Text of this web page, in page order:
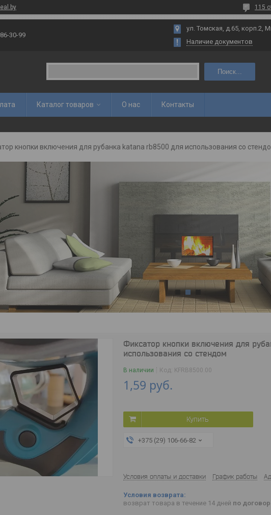
115
30-99
ул. Томская, д.65, корп.2,
Наличие документов
Поиск...
Каталог товаров О нас Контакты
кнопки включения для рубанка katana rb8500 для использования со
Фиксатор кнопки включения для
использования со стендом
В наличии Код: KFRB8500.00
1,59 руб.
Купить
+375 (29) 106-66-82
Условия оплаты и доставки График работы
возврат товара в течение 14 дней по